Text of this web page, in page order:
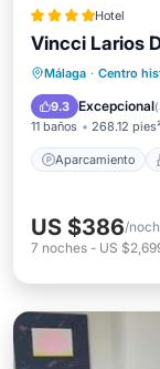
Hotel
Vincci Larios
Málaga · Centro
9.3 Excepcional(
11 baños 268.12 pies²
Aparcamiento
Aire
US $386/
7 noches - US